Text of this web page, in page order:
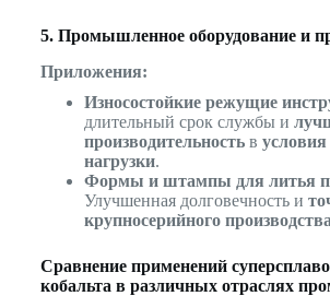
5. Промышленное оборудование и
Приложения:
Износостойкие режущие
длительный срок службы и
производительностьв
нагрузки.
Формы и штампы для литья
Улучшенная долговечность и
крупносерийного производства
Сравнение применений
кобальта в различных отраслях